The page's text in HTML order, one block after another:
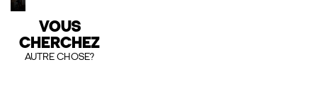
VOUS
CHERCHEZ
AUTRE CHOSE?